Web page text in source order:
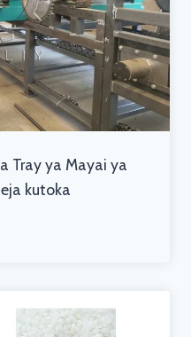
Tray ya Mayai ya
kutoka